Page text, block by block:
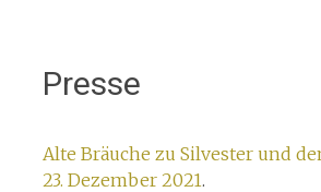
Presse
Alte Bräuche zu Silvester und
23. Dezember 2021.